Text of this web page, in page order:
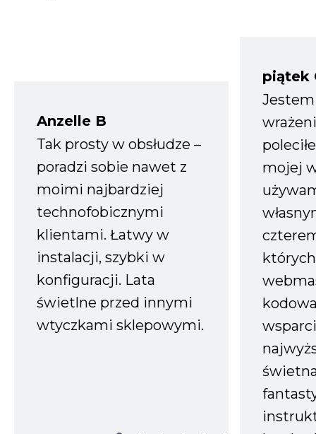
Anzelle B
Tak prosty w obsłudze –
poradzi sobie nawet z
moimi najbardziej
technofobicznymi
klientami. Łatwy w
instalacji, szybki w
konfiguracji. Lata
świetlne przed innymi
wtyczkami sklepowymi.
piątek
mojej